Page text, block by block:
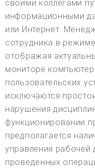
своими коллегами
информационными
или Интернет.
сотрудника в
отображая
мониторе
пользовательских
исключаются
нарушения
функционировании
предполагается
управления рабочей
проведенных